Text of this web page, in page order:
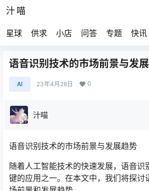
汁喵
星球 供求 小店 问答 专题 快讯
语音识别技术的市场前景与发
AI 23年4月28日 0
汁喵
语音识别技术的市场前景与发展趋势
随着人工智能技术的快速发展，语音识
键的应用之一。在本文中，我们将探讨